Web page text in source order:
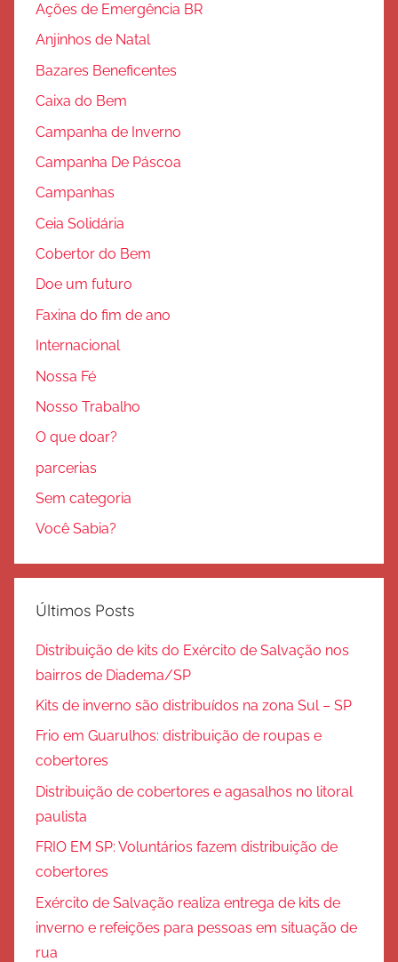
Ações de Emergência BR
Anjinhos de Natal
Bazares Beneficentes
Caixa do Bem
Campanha de Inverno
Campanha De Páscoa
Campanhas
Ceia Solidária
Cobertor do Bem
Doe um futuro
Faxina do fim de ano
Internacional
Nossa Fé
Nosso Trabalho
O que doar?
parcerias
Sem categoria
Você Sabia?
Últimos Posts
Distribuição de kits do Exército de Salvação nos
bairros de Diadema/SP
Kits de inverno são distribuídos na zona Sul – SP
Frio em Guarulhos: distribuição de roupas e
cobertores
Distribuição de cobertores e agasalhos no litoral
paulista
FRIO EM SP: Voluntários fazem distribuição de
cobertores
Exército de Salvação realiza entrega de kits de
inverno e refeições para pessoas em situação de
rua